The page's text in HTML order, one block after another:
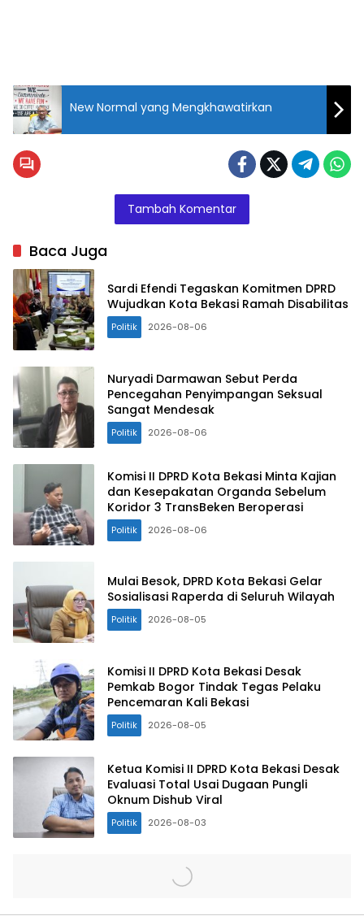
DPRD Kota
Bekasi
memberikan
pemaparan
dalam
agenda
jaring
reses di
Panti Yatim
dan Piatu
RW.02
Bekasi Utara.
New Normal yang Mengkhawatirkan
Tambah Komentar
Baca Juga
Sardi Efendi Tegaskan Komitmen DPRD
Wujudkan Kota Bekasi Ramah Disabilitas
Politik 2026-08-06
Nuryadi Darmawan Sebut Perda
Pencegahan Penyimpangan Seksual
Sangat Mendesak
Politik 2026-08-06
Komisi II DPRD Kota Bekasi Minta Kajian
dan Kesepakatan Organda Sebelum
Koridor 3 TransBeken Beroperasi
Politik 2026-08-06
Mulai Besok, DPRD Kota Bekasi Gelar
Sosialisasi Raperda di Seluruh Wilayah
Politik 2026-08-05
Komisi II DPRD Kota Bekasi Desak
Pemkab Bogor Tindak Tegas Pelaku
Pencemaran Kali Bekasi
Politik 2026-08-05
Ketua Komisi II DPRD Kota Bekasi Desak
Evaluasi Total Usai Dugaan Pungli
Oknum Dishub Viral
Politik 2026-08-03